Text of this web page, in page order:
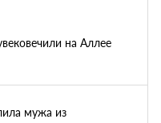
на Аллее
мужа из